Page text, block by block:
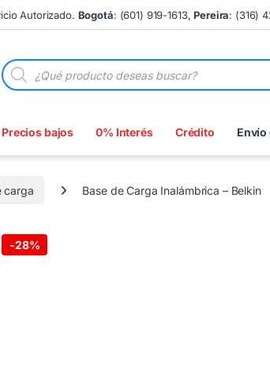
Autorizado. Bogotá: (601) 919-1613,Pereira: (316)
Búsqueda de productos
Precios bajos 0% Interés Crédito
carga Base de Carga Inalámbrica – Belkin
-28%